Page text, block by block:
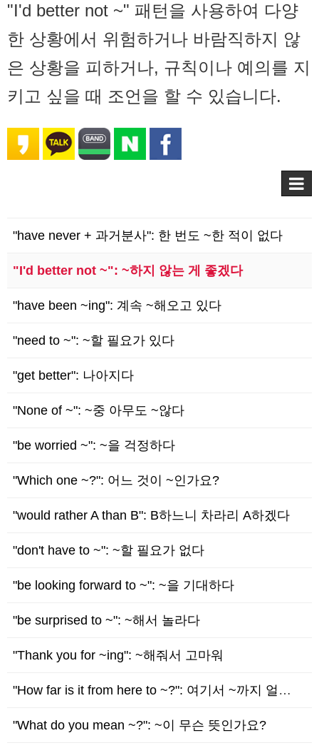
"I'd better not ~" 패턴을 사용하여 다양
한 상황에서 위험하거나 바람직하지 않
은 상황을 피하거나, 규칙이나 예의를 지
키고 싶을 때 조언을 할 수 있습니다.
"have never + 과거분사": 한 번도 ~한 적이 없다
"I'd better not ~": ~하지 않는 게 좋겠다
"have been ~ing": 계속 ~해오고 있다
"need to ~": ~할 필요가 있다
"get better": 나아지다
"None of ~": ~중 아무도 ~않다
"be worried ~": ~을 걱정하다
"Which one ~?": 어느 것이 ~인가요?
"would rather A than B": B하느니 차라리 A하겠다
"don't have to ~": ~할 필요가 없다
"be looking forward to ~": ~을 기대하다
"be surprised to ~": ~해서 놀라다
"Thank you for ~ing": ~해줘서 고마워
"How far is it from here to ~?": 여기서 ~까지 얼마나 먼가요?
"What do you mean ~?": ~이 무슨 뜻인가요?